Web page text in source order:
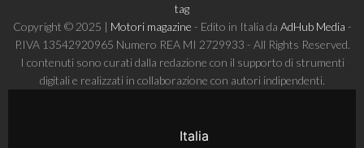
tag
Copyright © 2025 | Motori magazine - Edito in Italia da AdHub Media -
P.IVA 13542920965 Numero REA MI 2729933 - All Rights Reserved.
I contenuti sono curati dalla redazione con il supporto di strumenti
digitali e realizzati in collaborazione con autori indipendenti.
Italia